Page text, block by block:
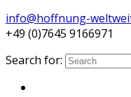
info@hoffnung-
+49 (0)7645 9166971
Search for: